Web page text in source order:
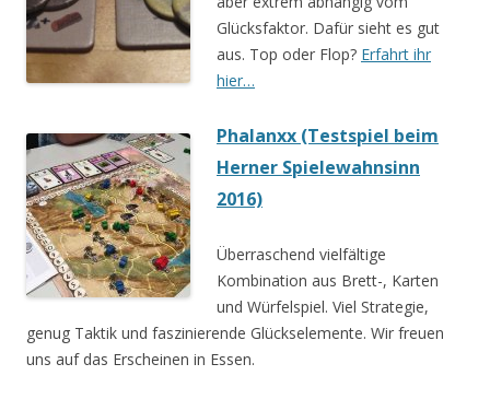
Glücksfaktor. Dafür sieht es gut
aus. Top oder Flop? Erfahrt ihr
hier…
Phalanxx (Testspiel beim
Herner Spielewahnsinn
2016)
Überraschend vielfältige
Kombination aus Brett-, Karten
und Würfelspiel. Viel Strategie,
genug Taktik und faszinierende Glückselemente. Wir freuen
uns auf das Erscheinen in Essen.